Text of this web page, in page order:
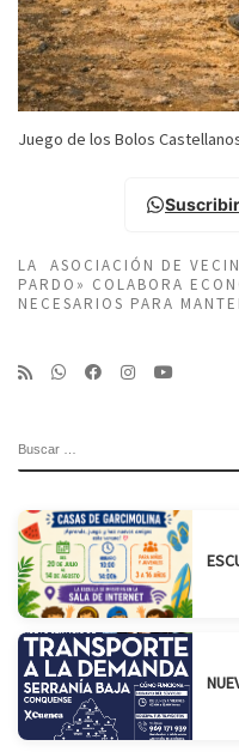
Juego de los Bolos
LA ASOCIACIÓN DE
PARDO» COLABORA
NECESARIOS PARA